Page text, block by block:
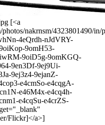
[<a
nakrnsm/4323801490/in/
4eQrdh-nJdVRY-
9omH53-
9oiD5g-9omKGQ-
9en3Df-9ej9Ui-
9ej3z4-9ejanZ-
e4cmSo-e4cqgA-
e46M4x-e4cq4h-
e4cqSu-e4crZS-
Flickr]</a>]